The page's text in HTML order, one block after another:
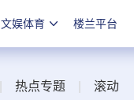
文娱体育 楼兰平台
热点专题 滚动